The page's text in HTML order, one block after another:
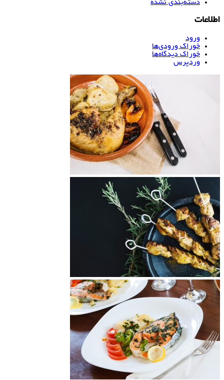
دسته‌بندی نشده
ورود
خوراک ورودی‌ها
خوراک دیدگاه‌ها
وردپرس